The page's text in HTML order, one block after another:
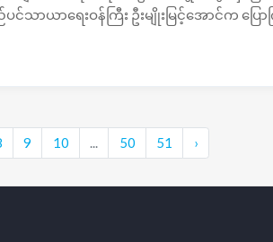
သာယာရေးဝန်ကြီး ဦးမျိုးမြင့်အောင်က ပြေ
9 10 ... 50 51 ›